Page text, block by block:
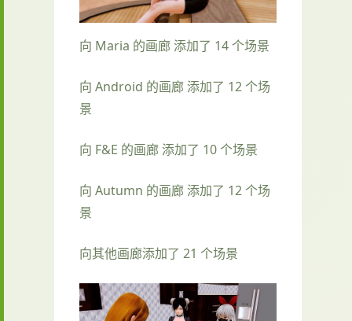
向 Maria 的画廊 添加了 14 个场景
向 Android 的画廊 添加了 12 个场
景
向 F&E 的画廊 添加了 10 个场景
向 Autumn 的画廊 添加了 12 个场
景
向其他画廊添加了 21 个场景